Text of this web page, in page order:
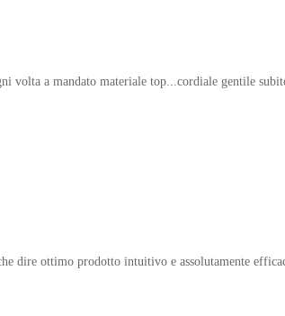
volta a mandato materiale top...cordiale gentile
ottimo prodotto intuitivo e assolutamente